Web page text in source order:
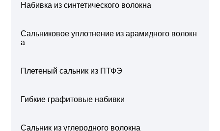
Набивка из синтетического волокна
Сальниковое уплотнение из арамидного волокн
а
Плетеный сальник из ПТФЭ
Гибкие графитовые набивки
Сальник из углеродного волокна